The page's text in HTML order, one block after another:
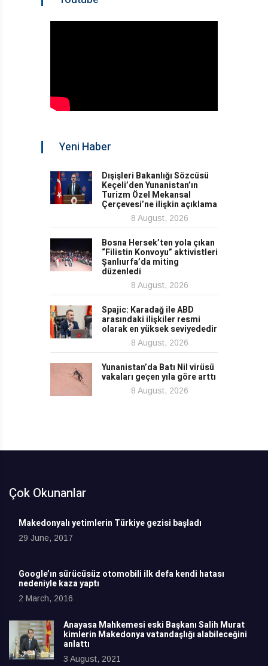
Yeni Haber
Dışişleri Bakanlığı Sözcüsü
Keçeli’den Yunanistan’ın
Turizm Özel Mekansal
Çerçevesi’ne ilişkin açıklama
8 August, 2026
Bosna Hersek’ten yola çıkan
“Filistin Konvoyu” aktivistleri
Şanlıurfa’da miting
düzenledi
8 August, 2026
Spajic: Karadağ ile ABD
arasındaki ilişkiler resmi
olarak en yüksek seviyededir
8 August, 2026
Yunanistan’da Batı Nil virüsü
vakaları geçen yıla göre arttı
8 August, 2026
Çok Okunanlar
Makedonyalı yetimlerin Türkiye gezisi başladı
29 June, 2017
Google’ın sürücüsüz otomobili ilk defa kendi hatası
nedeniyle kaza yaptı
2 March, 2016
Anayasa Mahkemesi eski Başkanı Salih Murat
kimlerin Makedonya vatandaşlığı alabileceğini
anlattı
3 August, 2021